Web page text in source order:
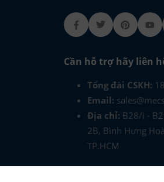
FacebookTwitter Pinterest
Cần hỗ trợ hãy liên
Tổng đài CSKH:
Email:
Địa chỉ: B28/i -
2B, Bình Hưng
TP.HCM